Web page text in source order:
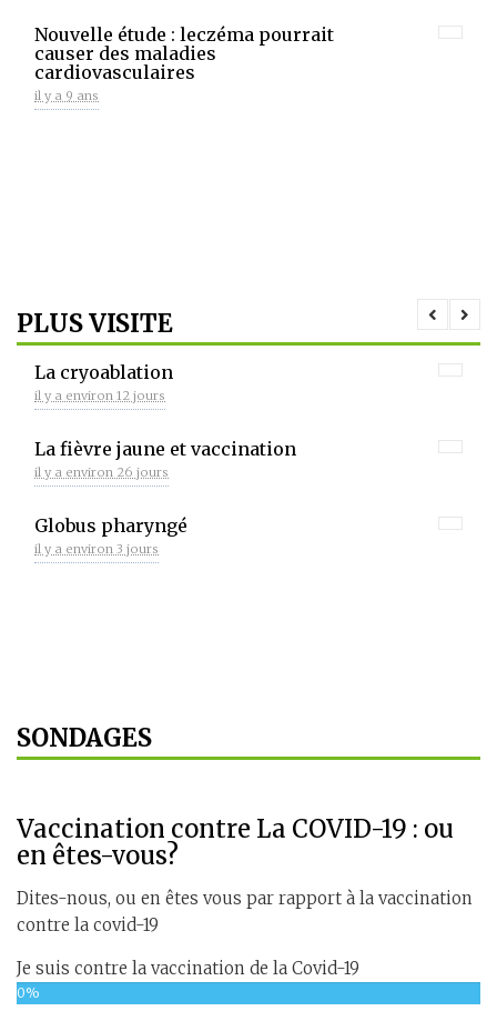
Nouvelle étude : leczéma pourrait
causer des maladies
cardiovasculaires
il y a 9 ans
PLUS VISITE
La cryoablation
il y a environ 12 jours
La fièvre jaune et vaccination
il y a environ 26 jours
Globus pharyngé
il y a environ 3 jours
SONDAGES
Vaccination contre La COVID-19 : ou
en êtes-vous?
Dites-nous, ou en êtes vous par rapport à la vaccination
contre la covid-19
Je suis contre la vaccination de la Covid-19
0%